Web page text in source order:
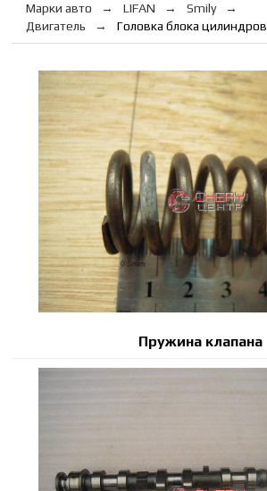
Марки авто LIFAN
Smily
Двигатель
Головка блока цилиндров
Пружина клапана